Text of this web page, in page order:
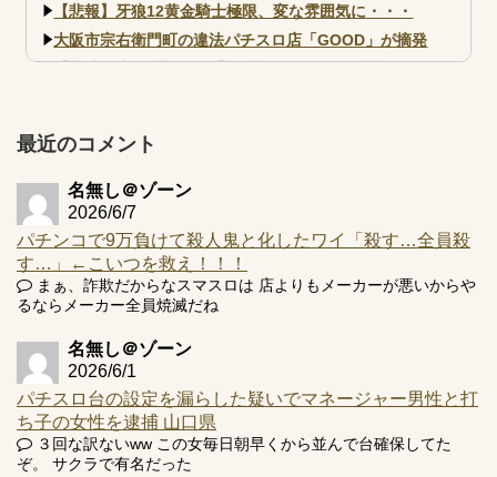
【悲報】牙狼12黄金騎士極限、変な雰囲気に・・・
大阪市宗右衛門町の違法パチスロ店「GOOD」が摘発
プ報告あり！弱予告...
井の軽い絆？
Powered by livedoor 相互RSS
最近のコメント
名無し＠ゾーン
2026/6/7
パチンコで9万負けて殺人鬼と化したワイ「殺す…全員殺
す…」←こいつを救え！！！
まぁ、詐欺だからなスマスロは 店よりもメーカーが悪いからや
るならメーカー全員焼滅だね
名無し＠ゾーン
2026/6/1
パチスロ台の設定を漏らした疑いでマネージャー男性と打
ち子の女性を逮捕 山口県
３回な訳ないww この女毎日朝早くから並んで台確保してた
ぞ。 サクラで有名だった